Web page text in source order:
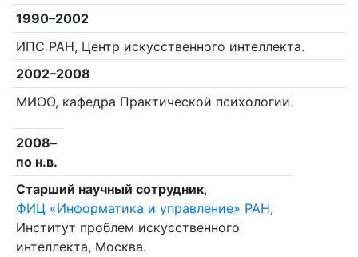
1990–2002
ИПС РАН, Центр искусственного интеллекта.
2002–2008
МИОО, кафедра Практической психологии.
2008–
по н.в.
Старший научный сотрудник,
ФИЦ «Информатика и управление» РАН,
Институт проблем искусственного
интеллекта, Москва.